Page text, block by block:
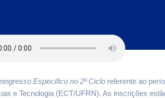
Específico no 2º Ciclo referente ao
e Tecnologia (ECT/UFRN). As inscrições